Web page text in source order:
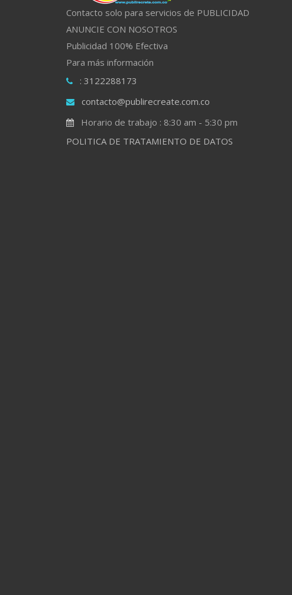
Contacto solo para servicios de PUBLICIDAD
ANUNCIE CON NOSOTROS
Publicidad 100% Efectiva
Para más información
: 3122288173
contacto@publirecreate.com.co
Horario de trabajo : 8:30 am - 5:30 pm
POLITICA DE TRATAMIENTO DE DATOS